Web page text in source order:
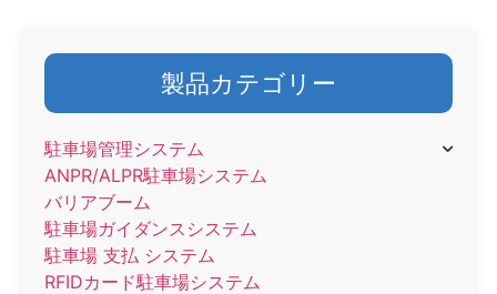
製品カテゴリー
駐車場管理システム
ANPR/ALPR駐車場システム
バリアブーム
駐車場ガイダンスシステム
駐車場 支払 システム
RFIDカード駐車場システム